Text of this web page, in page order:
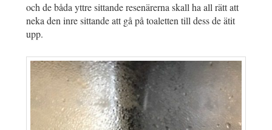
och de båda yttre sittande resenärerna skall ha all rätt att
neka den inre sittande att gå på toaletten till dess de ätit
upp.